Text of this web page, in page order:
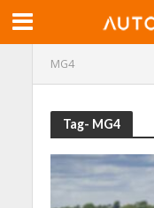
MG4
Tag- MG4